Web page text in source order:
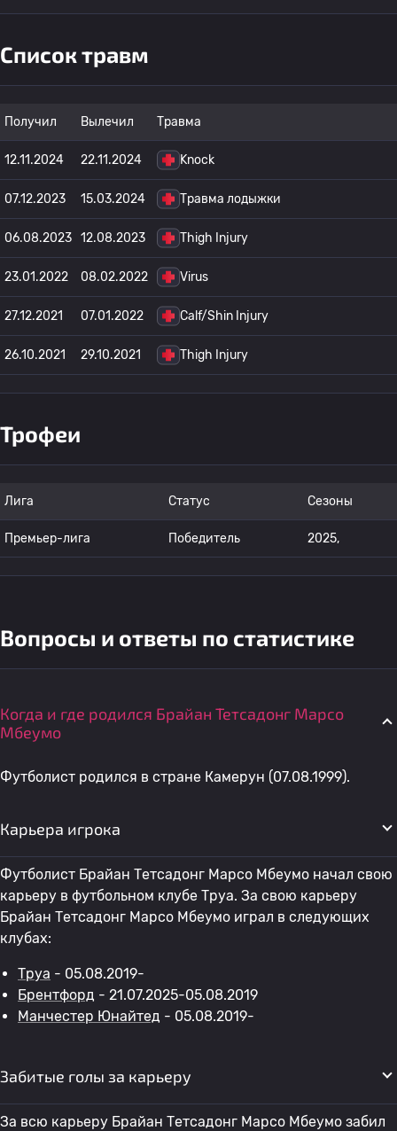
Список травм
Получил Вылечил Травма
12.11.2024 22.11.2024 Knock
07.12.2023 15.03.2024 Травма лодыжки
06.08.2023 12.08.2023 Thigh Injury
23.01.2022 08.02.2022 Virus
27.12.2021 07.01.2022 Calf/Shin Injury
26.10.2021 29.10.2021 Thigh Injury
Трофеи
Лига Статус Сезоны
Премьер-лига Победитель 2025,
Вопросы и ответы по статистике
Когда и где родился Брайан Тетсадонг Марсо
Мбеумо
Футболист родился в стране Камерун (07.08.1999).
Карьера игрока
Футболист Брайан Тетсадонг Марсо Мбеумо начал свою
карьеру в футбольном клубе Труа. За свою карьеру
Брайан Тетсадонг Марсо Мбеумо играл в следующих
клубах:
Труа - 05.08.2019-
Брентфорд - 21.07.2025-05.08.2019
Манчестер Юнайтед - 05.08.2019-
Забитые голы за карьеру
За всю карьеру Брайан Тетсадонг Марсо Мбеумо забил